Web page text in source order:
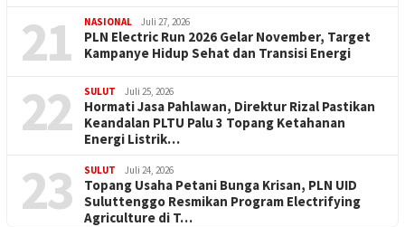
21 NASIONAL Juli 27, 2026
PLN Electric Run 2026 Gelar November, Target
Kampanye Hidup Sehat dan Transisi Energi
22 SULUT Juli 25, 2026
Hormati Jasa Pahlawan, Direktur Rizal Pastikan
Keandalan PLTU Palu 3 Topang Ketahanan
Energi Listrik…
23 SULUT Juli 24, 2026
Topang Usaha Petani Bunga Krisan, PLN UID
Suluttenggo Resmikan Program Electrifying
Agriculture di T…